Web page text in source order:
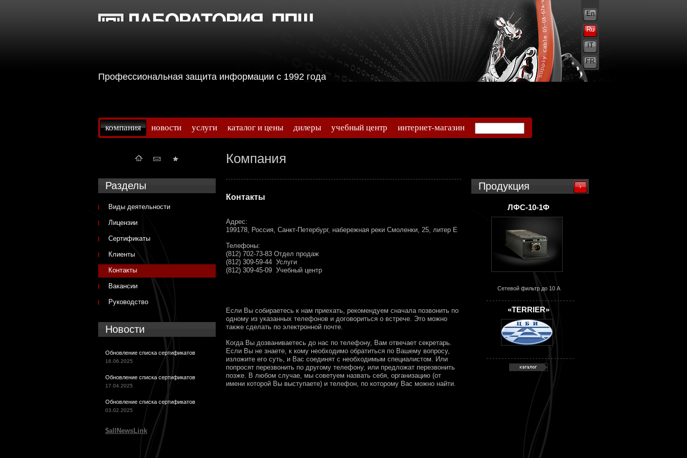
Профессиональная защита информации с 1992 года
En
Ru
IT
FR
компания новости услуги каталог и цены дилеры учебный центр интернет-магазин
Компания
Контакты
Адрес:
199178, Россия, Санкт-Петербург, набережная реки Смоленки, 25, литер Е
Телефоны:
(812) 702-73-83 Отдел продаж
(812) 309-59-44 Услуги
(812) 309-45-09 Учебный центр
Если Вы собираетесь к нам приехать, рекомендуем cначала позвонить по
одному из указанных телефонов и договориться о встрече. Это можно
также сделать по электронной почте.
Когда Вы дозваниваетесь до нас по телефону, Вам отвечает секретарь.
Если Вы не знаете, к кому необходимо обратиться по Вашему вопросу,
изложите его суть, и Вас соединят с необходимым специалистом. Или
попросят перезвонить по другому телефону, или предложат перезвонить
позже. В любом случае, мы советуем назвать себя, организацию (от
имени которой Вы выступаете) и телефон, по которому Вас можно найти.
Разделы
Виды деятельности
Лицензии
Сертификаты
Клиенты
Контакты
Вакансии
Руководство
Новости
Обновление списка сертификатов
16.06.2025
Обновление списка сертификатов
17.04.2025
Обновление списка сертификатов
03.02.2025
$allNewsLink
Продукция
ЛФС-10-1Ф
Сетевой фильтр до 10 А
«TERRIER»